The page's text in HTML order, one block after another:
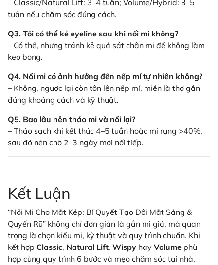
– Classic/Natural Lift: 3–4 tuần; Volume/Hybrid: 3–5
tuần nếu chăm sóc đúng cách.
Q3. Tôi có thể kẻ eyeline sau khi nối mi không?
– Có thể, nhưng tránh kẻ quá sát chân mi để không làm
keo bong.
Q4. Nối mi có ảnh hưởng đến nếp mí tự nhiên không?
– Không, ngược lại còn tôn lên nếp mí, miễn là thợ gắn
đúng khoảng cách và kỹ thuật.
Q5. Bao lâu nên tháo mi và nối lại?
– Tháo sạch khi kết thúc 4–5 tuần hoặc mi rụng >40%,
sau đó nên chờ 2–3 ngày mới nối tiếp.
Kết Luận
“Nối Mi Cho Mắt Kép: Bí Quyết Tạo Đôi Mắt Sáng &
Quyến Rũ” không chỉ đơn giản là gắn mi giả, mà quan
trọng là chọn kiểu mi, kỹ thuật và quy trình chuẩn. Khi
kết hợp Classic, Natural Lift, Wispy hay Volume phù
hợp cùng quy trình 6 bước và mẹo chăm sóc tại nhà,